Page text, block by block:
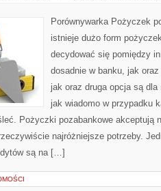
Porównywarka Pożyczek
istnieje dużo form
decydować się pomiędzy
dosadnie w banku, jak
jak oraz druga opcja są dla
jak wiadomo w przypadku
Pożyczki pozabankowe akceptują
najróżniejsze potrzeby.
są na […]